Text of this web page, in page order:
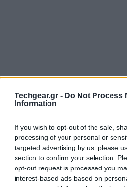
Techgear.gr - Do Not Process
Information
If you wish to opt-out of the sale,
processing of your personal or
targeted advertising by us, please
section to confirm your selection.
opt-out request is processed you
interest-based ads based on
Το παρακάτω video είναι
την τεχνολογία και τους
τηλεπαρουσιάστρια την Kim
ενδιαφέρον έχει η εξήγηση της
για το τι είναι hardware, DOS,
πολλά άλλα: